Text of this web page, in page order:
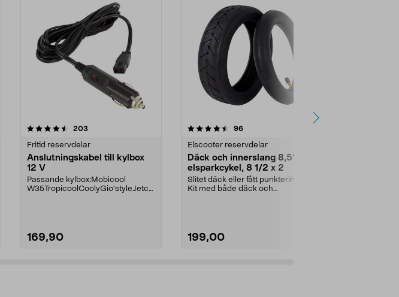
203
Fritid reservdelar
Anslutningskabel till kylbox
12 V
Passande kylbox:Mobicool
W35TropicoolCoolyGio'styleJetco
169,90
4.5 av 5 stjärnor 96recensioner
Elscooter reservdelar
Däck och innerslang 8,5" till
elsparkcykel, 8 1/2 x 2
Slitet däck eller fått punktering?.
Kit med både däck och
199,00
4.0 av 5 stjärnor